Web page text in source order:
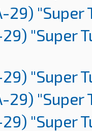
29) "Super
"Super
"Super
29) "Super
"Super